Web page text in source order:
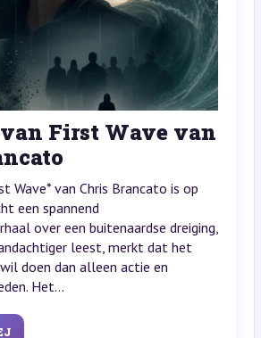
First Wave van
Wave* van Chris Brancato is op
een spannend
over een buitenaardse dreiging,
leest, merkt dat het
doen dan alleen actie en
Het...